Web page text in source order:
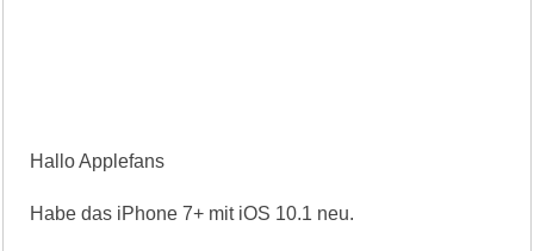
Hallo Applefans
Habe das iPhone 7+ mit iOS 10.1 neu.